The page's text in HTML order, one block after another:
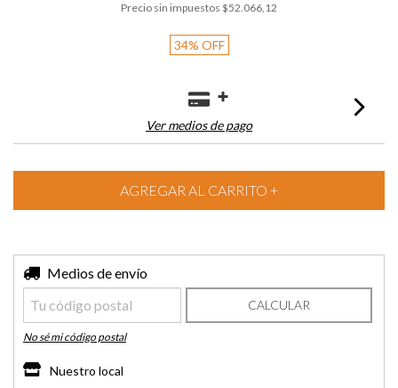
Precio sin impuestos $52.066,12
34% OFF
Ver medios de pago
Entregas para el CP:
Medios de envío
CALCULAR
No sé mi código postal
Nuestro local